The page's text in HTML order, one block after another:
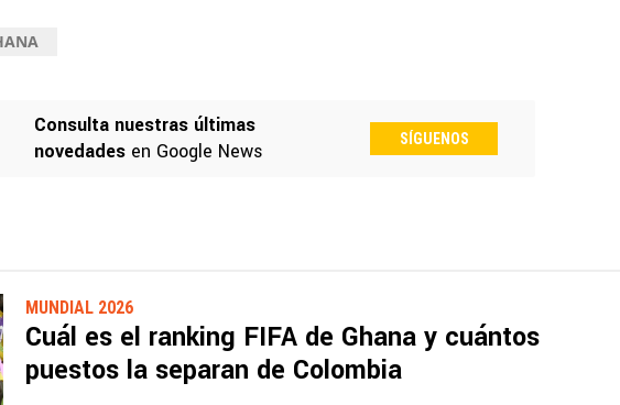
Consulta nuestras últimas
novedades en Google News
SÍGUENOS
MUNDIAL 2026
Cuál es el ranking FIFA de Ghana y cuántos
puestos la separan de Colombia